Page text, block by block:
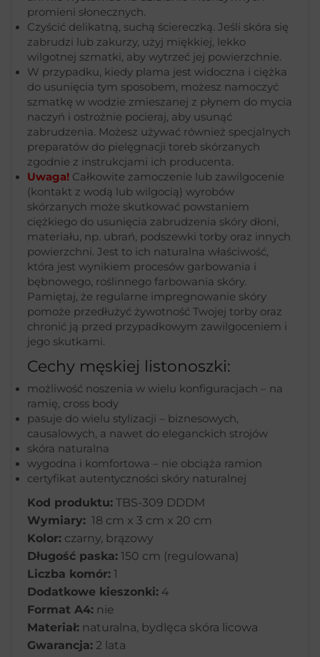
promieni słonecznych.
Czyścić delikatną, suchą ściereczką. Jeśli skóra się
zabrudzi lub zakurzy, użyj miękkiej, lekko
wilgotnej szmatki, aby wytrzeć jej powierzchnie.
W przypadku, kiedy plama jest widoczna i ciężka
do usunięcia tym sposobem, możesz namoczyć
szmatkę w wodzie zmieszanej z płynem do mycia
naczyń i ostrożnie pocieraj, aby usunąć
zabrudzenia. Możesz używać również specjalnych
preparatów do pielęgnacji toreb skórzanych
zgodnie z instrukcjami ich producenta.
Uwaga! Całkowite zamoczenie lub zawilgocenie
(kontakt z wodą lub wilgocią) wyrobów
skórzanych może skutkować powstaniem
ciężkiego do usunięcia zabrudzenia skóry dłoni,
materiału, np. ubrań, podszewki torby oraz innych
powierzchni. Jest to ich naturalna właściwość,
która jest wynikiem procesów garbowania i
bębnowego, roślinnego farbowania skóry.
Pamiętaj, że regularne impregnowanie skóry
pomoże przedłużyć żywotność Twojej torby oraz
chronić ją przed przypadkowym zawilgoceniem i
jego skutkami.
Cechy męskiej listonoszki:
możliwość noszenia w wielu konfiguracjach – na
ramię, cross body
pasuje do wielu stylizacji – biznesowych,
causalowych, a nawet do eleganckich strojów
skóra naturalna
wygodna i komfortowa – nie obciąża ramion
certyfikat autentyczności skóry naturalnej
Kod produktu: TBS-309 DDDM
Wymiary: 18 cm x 3 cm x 20 cm
Kolor: czarny, brązowy
Długość paska: 150 cm (regulowana)
Liczba komór: 1
Dodatkowe kieszonki: 4
Format A4: nie
Materiał: naturalna, bydlęca skóra licowa
Gwarancja: 2 lata